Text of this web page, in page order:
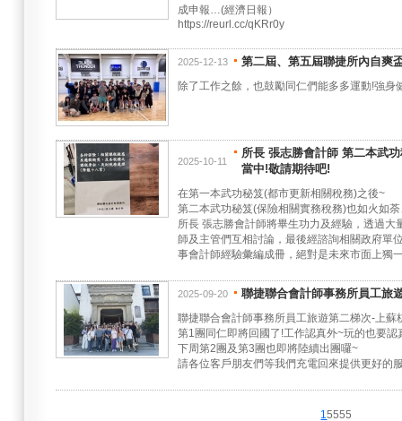
成申報…(經濟日報）
https://reurl.cc/qKRr0y
2025-12-13 第二屆、第五屆聯捷所內自爽
除了工作之餘，也鼓勵同仁們能多多運動!強身
2025-10-11
所長 張志勝會計師 第二本武
當中!敬請期待吧!
在第一本武功秘笈(都市更新相關稅務)之後~
第二本武功秘笈(保險相關實務稅務)也如火如
所長 張志勝會計師將畢生功力及經驗，透過
師及主管們互相討論，最後經諮詢相關政府單
事會計師經驗彙編成冊，絕對是未來市面上獨
2025-09-20 聯捷聯合會計師事務所員工旅
聯捷聯合會計師事務所員工旅遊第二梯次-上蘇
第1團同仁即將回國了!工作認真外~玩的也要認
下周第2團及第3團也即將陸續出團囉~
請各位客戶朋友們等我們充電回來提供更好的
15555